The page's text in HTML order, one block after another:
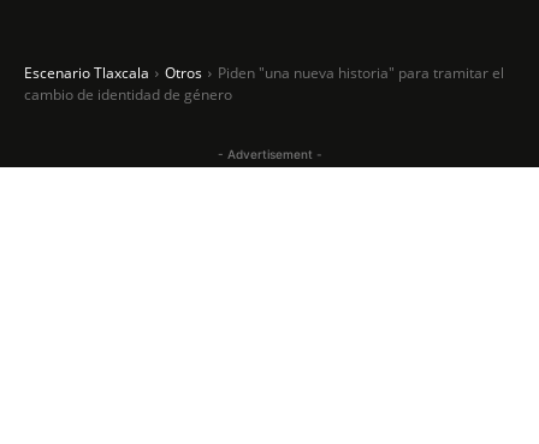
Escenario Tlaxcala Otros
Piden "una nueva historia" para tramitar el
cambio de identidad de género
- Advertisement -